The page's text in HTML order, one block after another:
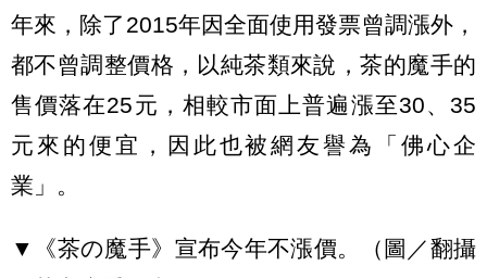
年來，除了2015年因全面使用發票曾調漲外，
都不曾調整價格，以純茶類來說，茶的魔手的
售價落在25元，相較市面上普遍漲至30、35
元來的便宜，因此也被網友譽為「佛心企
業」。
▼《茶の魔手》宣布今年不漲價。（圖／翻攝